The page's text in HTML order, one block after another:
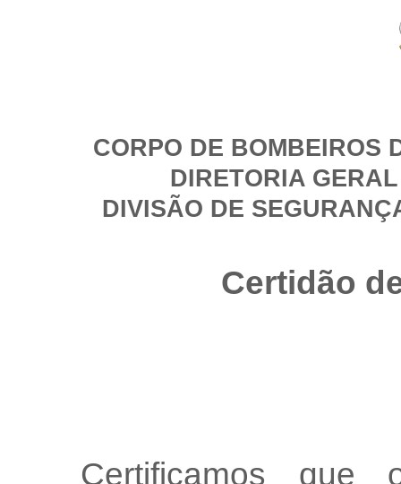
CORPO DE BOMBEIROS
DIRETORIA
DIVISÃO DE
Certidão
Certificamos